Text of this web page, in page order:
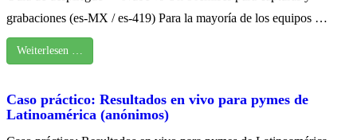
grabaciones (es‑MX / es‑419) Para la mayoría de los equipos …
Weiterlesen …
Caso práctico: Resultados en vivo para pymes de
Latinoamérica (anónimos)